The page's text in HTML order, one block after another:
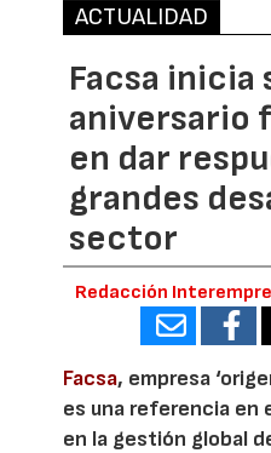
ACTUALIDAD
Facsa inicia
aniversario
en dar
grandes
sector
Redacción
Facsa, empresa
es una referencia en
en la gestión global